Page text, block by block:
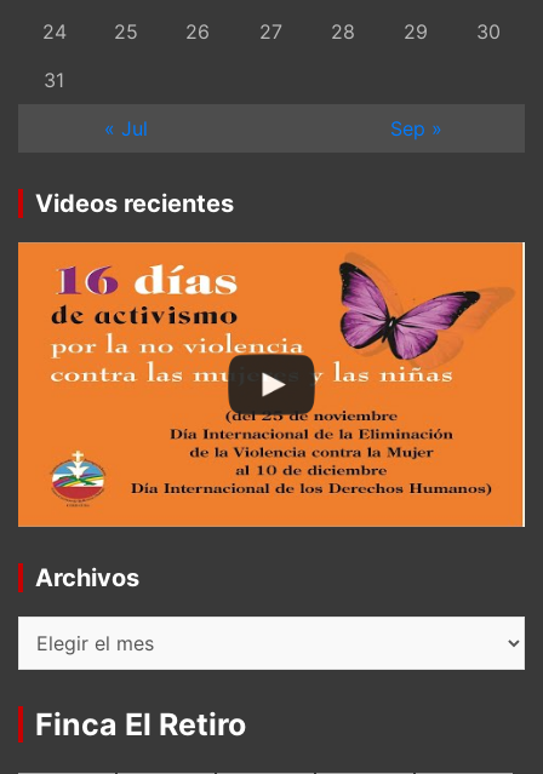
24
25 26 27 28 29
30
31
« Jul
Sep »
Videos recientes
Archivos
Archivos
Finca El Retiro